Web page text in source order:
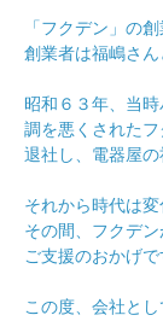
「フクデン」の
創業者は福嶋さん
昭和６３年、当
調を悪くされた
退社し、電器屋の
それから時代は変
その間、フクデ
ご支援のおかげ
この度、会社と